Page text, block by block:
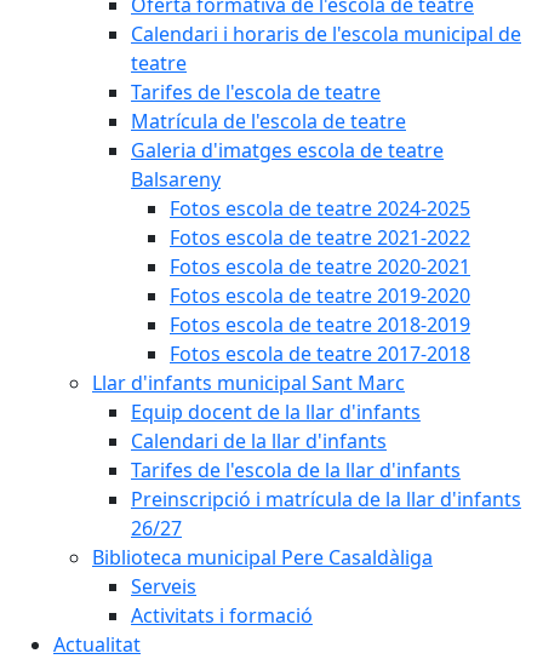
Calendari i horaris de l'escola municipal de
teatre
Tarifes de l'escola de teatre
Matrícula de l'escola de teatre
Galeria d'imatges escola de teatre
Balsareny
Fotos escola de teatre 2024-2025
Fotos escola de teatre 2021-2022
Fotos escola de teatre 2020-2021
Fotos escola de teatre 2019-2020
Fotos escola de teatre 2018-2019
Fotos escola de teatre 2017-2018
Llar d'infants municipal Sant Marc
Equip docent de la llar d'infants
Calendari de la llar d'infants
Tarifes de l'escola de la llar d'infants
Preinscripció i matrícula de la llar d'infants
26/27
Biblioteca municipal Pere Casaldàliga
Serveis
Activitats i formació
Actualitat